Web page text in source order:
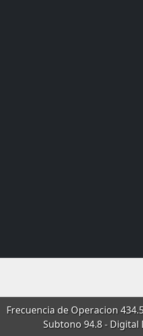
Frecuencia de Operacion
Subtono 94.8 - Digital